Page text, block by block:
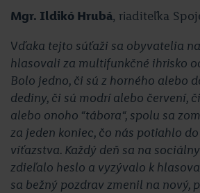
Mgr. Ildikó Hrubá, riaditeľka
Vďaka tejto súťaži sa obyvatelia
hlasovali za multifunkčné ihrisko
Bolo jedno, či sú z horného alebo
dediny, či sú modrí alebo červení,
alebo onoho “tábora“, spolu sa
za jeden koniec, čo nás potiahlo
víťazstva. Každý deň sa na
zdieľalo heslo a vyzývalo k
sa bežný pozdrav zmenil na nový,